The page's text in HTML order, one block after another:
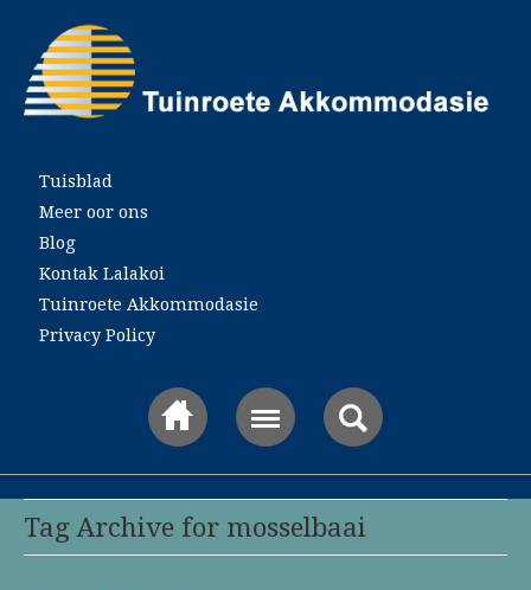
Main menu
Tuisblad
Meer oor ons
Blog
Kontak Lalakoi
Tuinroete Akkommodasie
Privacy Policy
Tag Archive for mosselbaai